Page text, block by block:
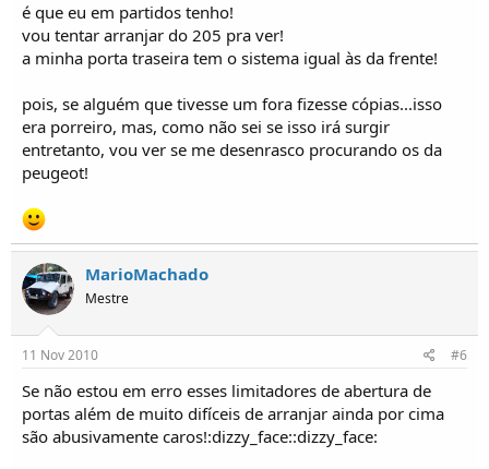
é que eu em partidos tenho!
vou tentar arranjar do 205 pra ver!
a minha porta traseira tem o sistema igual às da frente!
pois, se alguém que tivesse um fora fizesse cópias...isso
era porreiro, mas, como não sei se isso irá surgir
entretanto, vou ver se me desenrasco procurando os da
peugeot!
MarioMachado
Mestre
11 Nov 2010 #6
Se não estou em erro esses limitadores de abertura de
portas além de muito difíceis de arranjar ainda por cima
são abusivamente caros!:dizzy_face::dizzy_face: